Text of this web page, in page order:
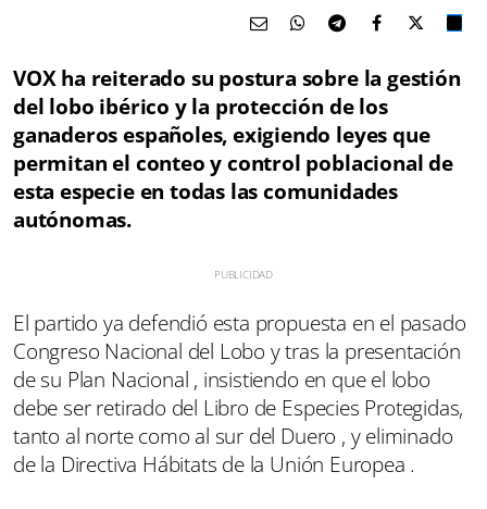
VOX ha reiterado su postura sobre la gestión
del lobo ibérico y la protección de los
ganaderos españoles, exigiendo leyes que
permitan el conteo y control poblacional de
esta especie en todas las comunidades
autónomas.
El partido ya defendió esta propuesta en el pasado
Congreso Nacional del Lobo y tras la presentación
de su Plan Nacional , insistiendo en que el lobo
debe ser retirado del Libro de Especies Protegidas,
tanto al norte como al sur del Duero , y eliminado
de la Directiva Hábitats de la Unión Europea .